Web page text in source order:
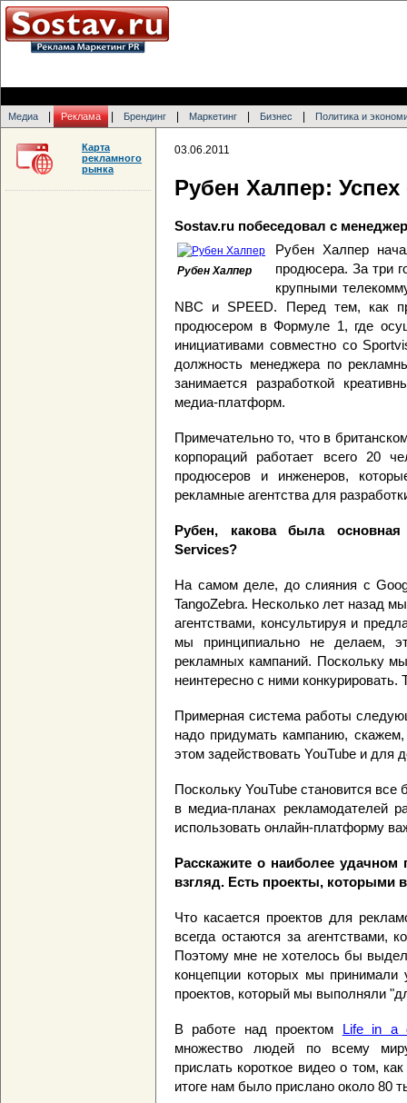
Медиа Реклама Брендинг Маркетинг Бизнес Политика и
03.06.2011
Рубен Халпер:
Sostav.ru побеседовал с
Рубен Халпер
Рубен Халпер
продюсера. За три
крупными
NBC и SPEED. Перед тем, как
продюсером в Формуле 1, где
инициативами совместно со
должность менеджера по
занимается разработкой
медиа-платформ.
Примечательно то, что в
корпораций работает всего 20
продюсеров и инженеров,
рекламные агентства для
Рубен, какова была
Services?
На самом деле, до слияния с
TangoZebra. Несколько лет назад
агентствами, консультируя и
мы принципиально не делаем,
рекламных кампаний. Поскольку
неинтересно с ними
Примерная система работы
надо придумать кампанию,
этом задействовать YouTube и для
Поскольку YouTube становится
в медиа-планах рекламодателей
использовать онлайн-платформу
Расскажите о наиболее удачном
взгляд. Есть проекты, которыми
Что касается проектов для
всегда остаются за агентствами,
Поэтому мне не хотелось бы
концепции которых мы принимали
проектов, который мы выполняли
В работе над проектом Life in a
множество людей по всему
прислать короткое видео о том,
итоге нам было прислано около 80
Карта
рекламного
рынка